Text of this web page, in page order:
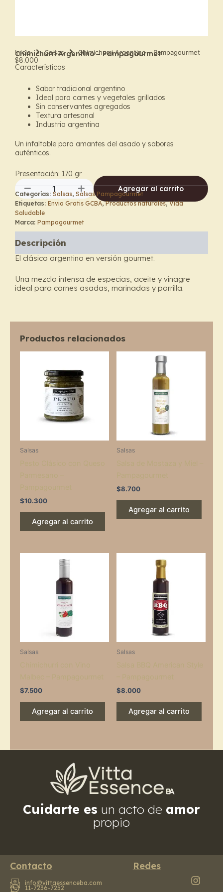
Inicio Salsas Chimichurri Argentino – Pampagourmet
Chimichurri Argentino – Pampagourmet
$8.000
Características
Sabor tradicional argentino
Ideal para carnes y vegetales grillados
Sin conservantes agregados
Textura artesanal
Industria argentina
Un infaltable para amantes del asado y sabores
auténticos.
Presentación: 170 gr
Chimichurri
Argentino
–
Pampagourmet
Agregar al carrito
Categorías: Salsas, Salsas Pampagourmet
Etiquetas: Envio Gratis GCBA,Productos naturales,Vida
Saludable
Marca: Pampagourmet
Descripción
El clásico argentino en versión gourmet.
Una mezcla intensa de especias, aceite y vinagre
ideal para carnes asadas, marinadas y parrilla.
Productos relacionados
Salsas
$10.300
Agregar al carrito
Salsas
$8.700
Agregar al carrito
Salsas
$7.500
Agregar al carrito
Salsas
$8.000
Agregar al carrito
Cuidarte es un acto de amor
propio
Contacto
info@vittaessenceba.com
11-7236-7252
Redes